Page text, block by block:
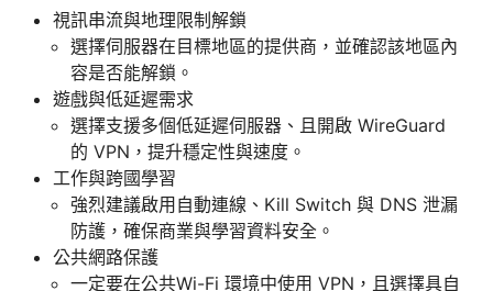
視訊串流與地理限制解鎖
選擇伺服器在目標地區的提供商，並確認該地區內
容是否能解鎖。
遊戲與低延遲需求
選擇支援多個低延遲伺服器、且開啟 WireGuard
的 VPN，提升穩定性與速度。
工作與跨國學習
強烈建議啟用自動連線、Kill Switch 與 DNS 泄漏
防護，確保商業與學習資料安全。
公共網路保護
一定要在公共Wi-Fi 環境中使用 VPN，且選擇具自